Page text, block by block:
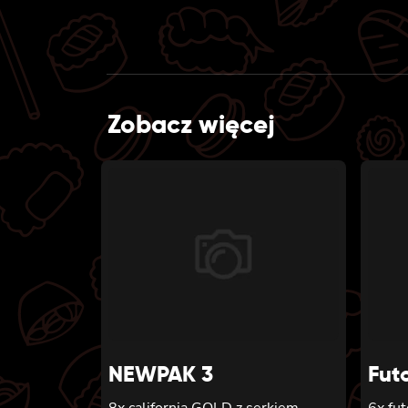
Zobacz więcej
NEWPAK 3